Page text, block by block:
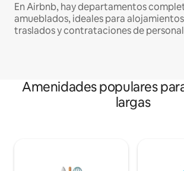
En Airbnb, hay departamentos
amueblados, ideales para
traslados y contrataciones de
Amenidades populares
largas